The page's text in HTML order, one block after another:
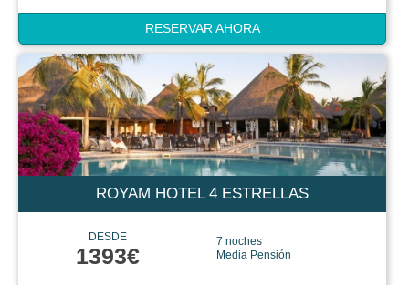
RESERVAR AHORA
ROYAM HOTEL 4 ESTRELLAS
DESDE
1393€
7 noches
Media Pensión